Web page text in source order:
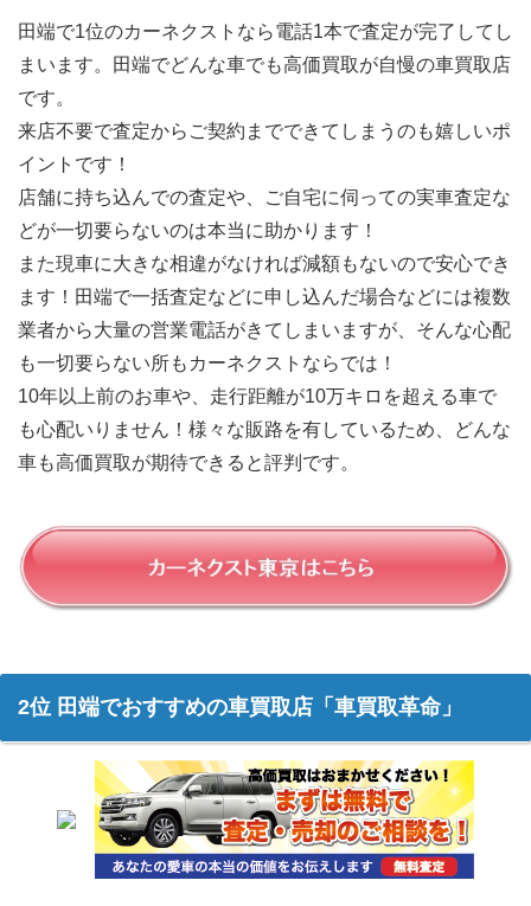
田端で1位のカーネクストなら電話1本で査定が完了してし
まいます。田端でどんな車でも高価買取が自慢の車買取店
です。
来店不要で査定からご契約までできてしまうのも嬉しいポ
イントです！
店舗に持ち込んでの査定や、ご自宅に伺っての実車査定な
どが一切要らないのは本当に助かります！
また現車に大きな相違がなければ減額もないので安心でき
ます！田端で一括査定などに申し込んだ場合などには複数
業者から大量の営業電話がきてしまいますが、そんな心配
も一切要らない所もカーネクストならでは！
10年以上前のお車や、走行距離が10万キロを超える車で
も心配いりません！様々な販路を有しているため、どんな
車も高価買取が期待できると評判です。
2位 田端でおすすめの車買取店「車買取革命」